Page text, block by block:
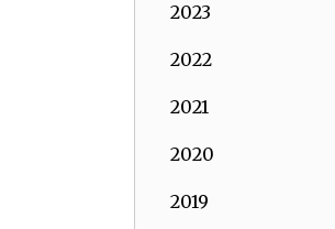
2023
2022
2021
2020
2019